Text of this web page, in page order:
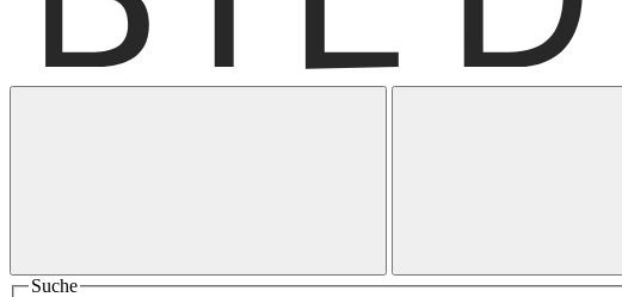
Suche